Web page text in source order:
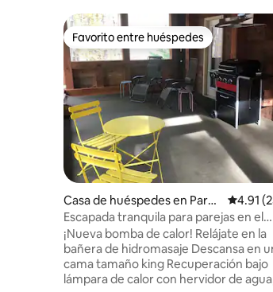
Favorito entre huéspedes
Favorito entre huéspedes
Casa de huéspedes en Parad
ise
4.91
Escapada tranquila para parejas en el
bosque del lago Superior
¡Nueva bomba de calor! Relájate en la
bañera de hidromasaje Descansa en
cama tamaño king Recuperación bajo
lámpara de calor con hervidor de